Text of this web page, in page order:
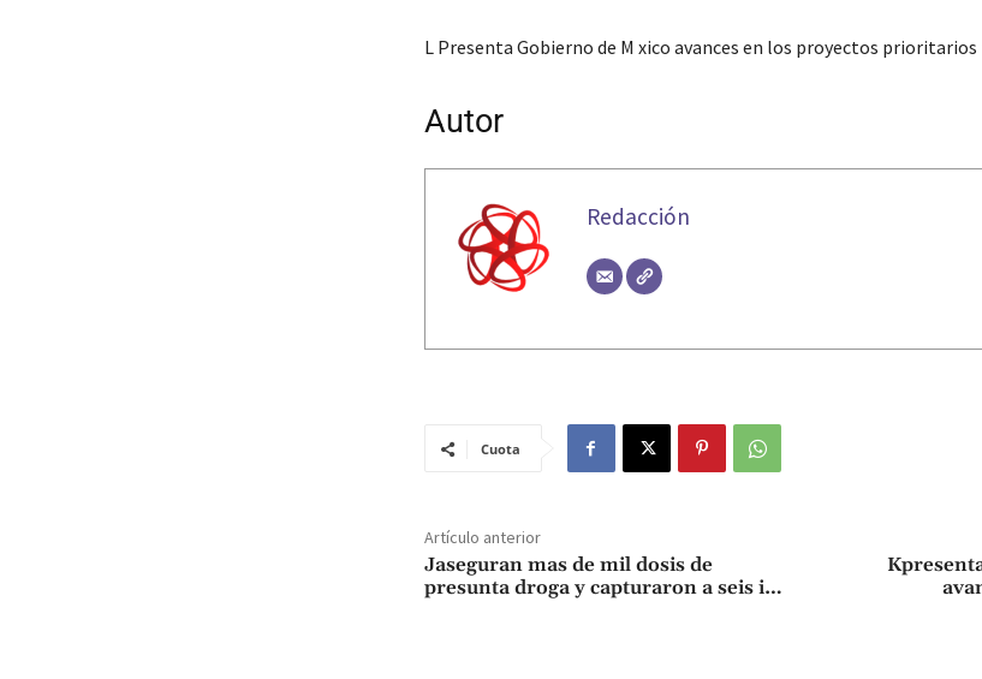
L Presenta Gobierno de M xico avances en los proyectos
Autor
Redacción
Cuota
Artículo anterior
Jaseguran mas de mil dosis de
presunta droga y capturaron a seis i…